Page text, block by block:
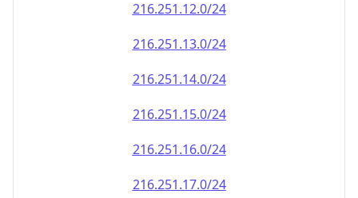
216.251.12.0/24
216.251.13.0/24
216.251.14.0/24
216.251.15.0/24
216.251.16.0/24
216.251.17.0/24